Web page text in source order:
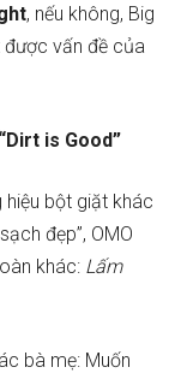
, nếu không, Big
được vấn đề của
is Good”
bột giặt khác
đẹp”, OMO
khác: Lấm
bà mẹ: Muốn